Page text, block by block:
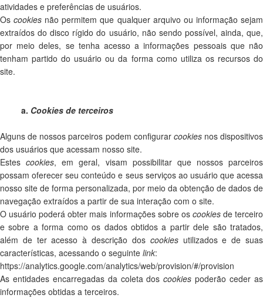
atividades e preferências de usuários.
Oscookies não permitem que qualquer arquivo ou informação sejam
extraídos do disco rígido do usuário, não sendo possível, ainda, que,
por meio deles, se tenha acesso a informações pessoais que não
tenham partido do usuário ou da forma como utiliza os recursos do
site.
a. Cookies de terceiros
Alguns de nossos parceiros podem configurar cookiesnos dispositivos
dos usuários que acessam nosso site.
Estescookies, em geral, visam possibilitar que nossos parceiros
possam oferecer seu conteúdo e seus serviços ao usuário que acessa
nosso site de forma personalizada, por meio da obtenção de dados de
navegação extraídos a partir de sua interação com o site.
O usuário poderá obter mais informações sobre os cookiesde terceiro
e sobre a forma como os dados obtidos a partir dele são tratados,
além de ter acesso à descrição dos cookiesutilizados e de suas
características, acessando o seguinte link:
https://analytics.google.com/analytics/web/provision/#/provision
As entidades encarregadas da coleta doscookies poderão ceder as
informações obtidas a terceiros.